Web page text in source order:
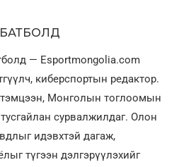
— Esportmongolia.com
киберспортын редактор.
Монголын тоглоомын
сурвалжилдаг. Олон
идэвхтэй дагаж,
түгээн дэлгэрүүлэхийг